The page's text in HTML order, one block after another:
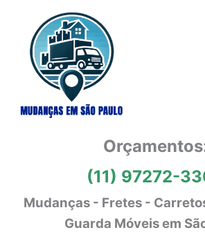
conteúdo
(11) 97272-
Mudanças - Fretes -
Guarda Móveis em